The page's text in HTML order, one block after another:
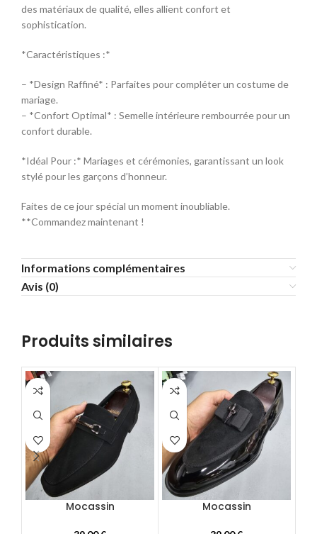
des matériaux de qualité, elles allient confort et
sophistication.
*Caractéristiques :*
– *Design Raffiné* : Parfaites pour compléter un costume de
mariage.
– *Confort Optimal* : Semelle intérieure rembourrée pour un
confort durable.
*Idéal Pour :* Mariages et cérémonies, garantissant un look
stylé pour les garçons d’honneur.
Faites de ce jour spécial un moment inoubliable.
**Commandez maintenant !
Informations complémentaires
Avis (0)
Produits similaires
Mocassin Mocassin